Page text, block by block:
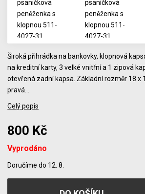
Široká přihrádka na bankovky, klopnová
na kreditní karty, 3 velké vnitřní a 1 zipová
otevřená zadní kapsa. Základní rozměr 18 x
pravá…
Celý popis
800 Kč
Vyprodáno
Doručíme do 12. 8.
Počet